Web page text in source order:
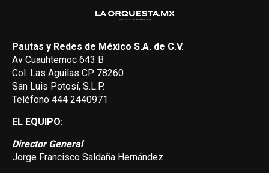
Pautas y Redes de México S.A. de C.V.
Av Cuauhtemoc 643 B
Col. Las Aguilas CP 78260
San Luis Potosí, S.L.P.
Teléfono 444 2440971
EL EQUIPO:
Director General
Jorge Francisco Saldaña Hernández